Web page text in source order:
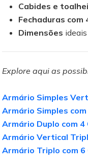
Cabides e
Fechaduras com
Dimensões
Explore aqui as
Armário Simples
Armário Simples
Armário Duplo com 4
Armário Vertical
Armário Triplo com 6